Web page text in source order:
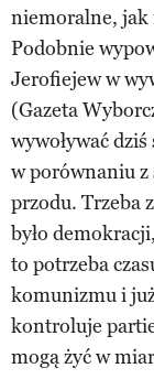
niemoralne, jak
Podobnie
Jerofiejew w
(Gazeta
wywoływać
w porównaniu
przodu. Trzeba
było
to potrzeba
komunizmu i
kontroluje
mogą żyć w